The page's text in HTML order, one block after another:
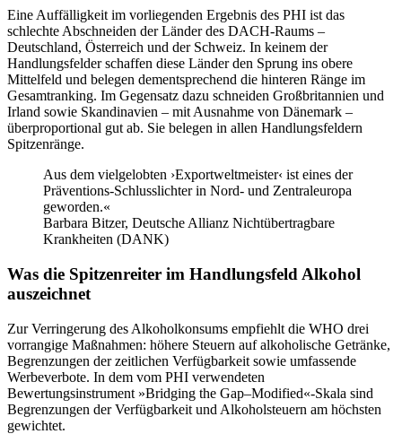
Eine Auffälligkeit im vorliegenden Ergebnis des PHI ist das
schlechte Abschneiden der Länder des DACH-Raums –
Deutschland, Österreich und der Schweiz. In keinem der
Handlungsfelder schaffen diese Länder den Sprung ins obere
Mittelfeld und belegen dementsprechend die hinteren Ränge im
Gesamtranking. Im Gegensatz dazu schneiden Großbritannien und
Irland sowie Skandinavien – mit Ausnahme von Dänemark –
überproportional gut ab. Sie belegen in allen Handlungsfeldern
Spitzenränge.
Aus dem vielgelobten ›Exportweltmeister‹ ist eines der
Präventions-Schlusslichter in Nord- und Zentraleuropa
geworden.«
Barbara Bitzer, Deutsche Allianz Nichtübertragbare
Krankheiten (DANK)
Was die Spitzenreiter im Handlungsfeld Alkohol
auszeichnet
Zur Verringerung des Alkoholkonsums empfiehlt die WHO drei
vorrangige Maßnahmen: höhere Steuern auf alkoholische Getränke,
Begrenzungen der zeitlichen Verfügbarkeit sowie umfassende
Werbeverbote. In dem vom PHI verwendeten
Bewertungsinstrument »Bridging the Gap–Modified«-Skala sind
Begrenzungen der Verfügbarkeit und Alkoholsteuern am höchsten
gewichtet.